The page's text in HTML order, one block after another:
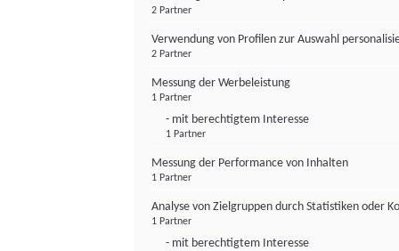
2 Partner
Verwendung von Profilen zur Auswahl
2 Partner
Messung der Werbeleistung
1 Partner
- mit berechtigtem Interesse
1 Partner
Messung der Performance von Inhalten
1 Partner
Analyse von Zielgruppen durch Statistiken oder
1 Partner
- mit berechtigtem Interesse